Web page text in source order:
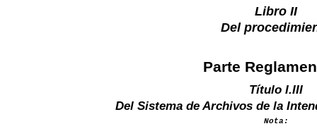
Libro II
Del
Parte
Título I.III
Del Sistema de Archivos de la
Nota: